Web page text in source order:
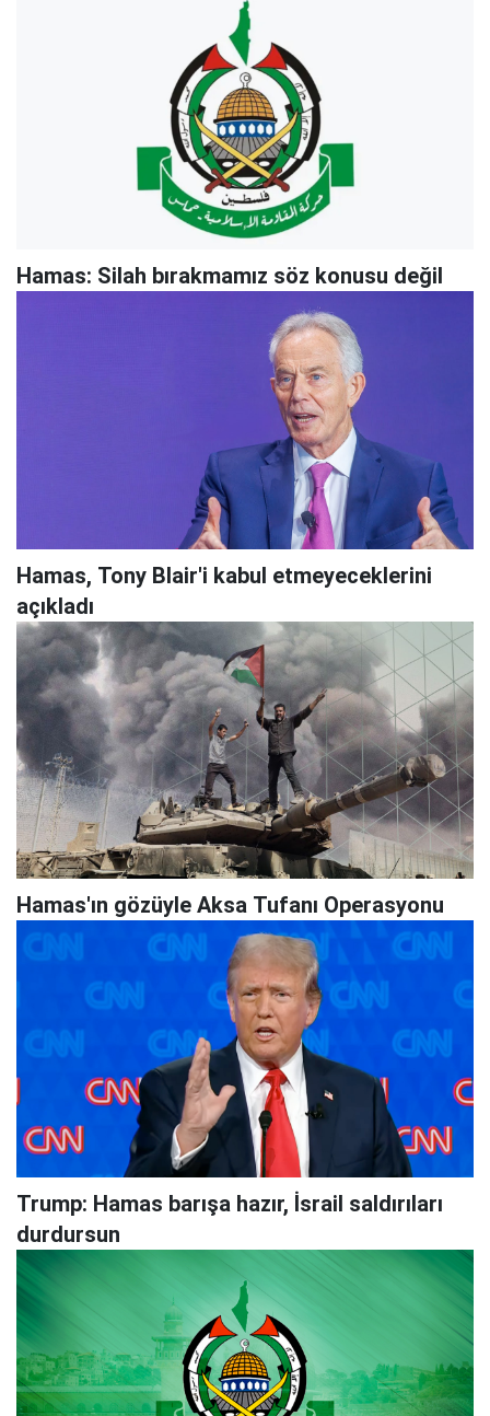
Hamas: Silah bırakmamız söz konusu değil
Hamas, Tony Blair'i kabul etmeyeceklerini
açıkladı
Hamas'ın gözüyle Aksa Tufanı Operasyonu
Trump: Hamas barışa hazır, İsrail saldırıları
durdursun